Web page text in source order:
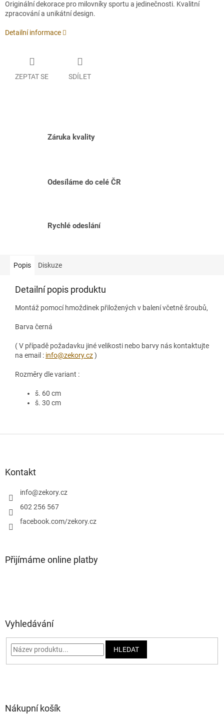
Originální dekorace pro milovníky sportu a jedinečnosti. Kvalitní
zpracování a unikátní design.
Detailní informace
ZEPTAT SE SDÍLET
Záruka kvality
Odesíláme do celé ČR
Rychlé odeslání
Popis Diskuze
Detailní popis produktu
Montáž pomocí hmoždinek přiložených v balení včetně šroubů,
Barva černá
( V případě požadavku jiné velikosti nebo barvy nás kontaktujte
na email : info@zekory.cz)
Rozměry dle variant :
š. 60 cm
š. 30 cm
Kontakt
info@zekory.cz
602 256 567
facebook.com/zekory.cz
Přijímáme online platby
Vyhledávání
HLEDAT
Nákupní košík